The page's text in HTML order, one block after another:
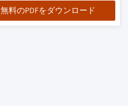
無料のPDFをダウンロード